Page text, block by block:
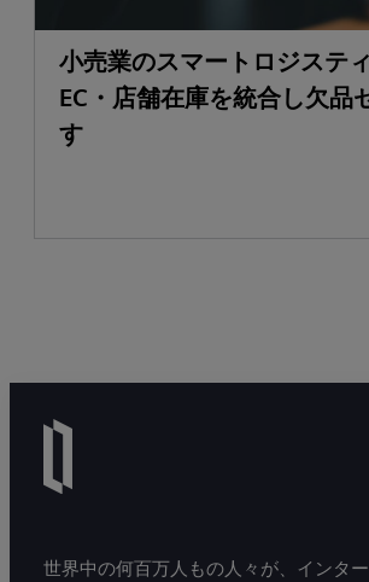
小売業のスマートロジステ
EC・店舗在庫を統合し欠品
す
世界中の何百万人もの人々が、インタ